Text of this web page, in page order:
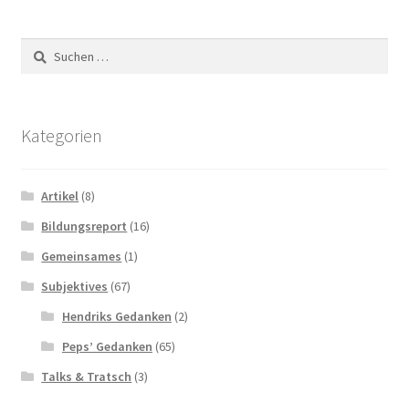
Suchen
nach:
Kategorien
Artikel (8)
Bildungsreport (16)
Gemeinsames (1)
Subjektives (67)
Hendriks Gedanken (2)
Peps’ Gedanken (65)
Talks & Tratsch (3)